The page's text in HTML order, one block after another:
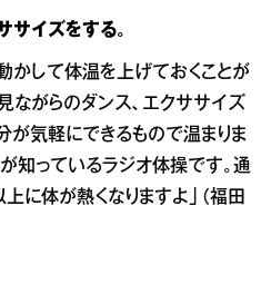
サイズをする。
かして体温を上げておくことが
ながらのダンス、エクササイズ
が気軽にできるもので温まりま
知っているラジオ体操です。通
に体が熱くなりますよ」（福田